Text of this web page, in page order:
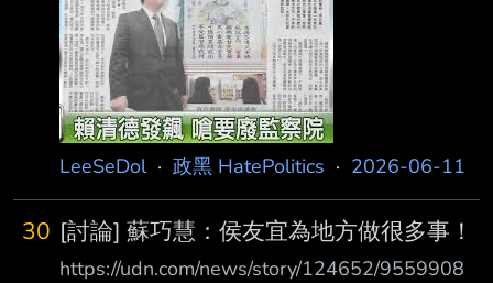
監委，對民進黨所提名的監委，也絕對不 會同
意。 心得： 笑死， 傻鳥還以為提名陳永興， 國
昌老師會左右為難到底要不要同意。 現在答案
揭曉，通通不同意， 陳永興今晚早點洗洗睡
吧！ --
LeeSeDol· 政黑 HatePolitics · 2026-06-11
30 [討論] 蘇巧慧：侯友宜為地方做很多事！
https://udn.com/news/story/124652/9559908